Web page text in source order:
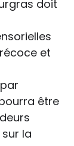
doit
et
être
la